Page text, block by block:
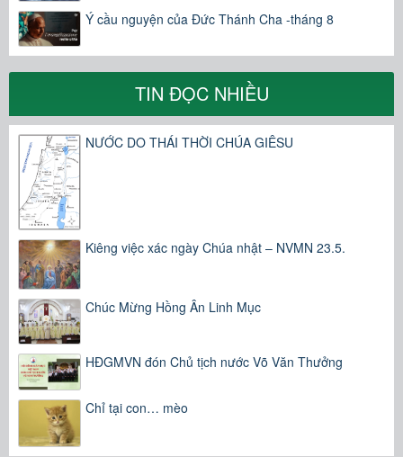
Ý cầu nguyện của Đức Thánh Cha -tháng 8
TIN ĐỌC NHIỀU
NƯỚC DO THÁI THỜI CHÚA GIÊSU
Kiêng việc xác ngày Chúa nhật – NVMN 23.5.
Chúc Mừng Hồng Ân Linh Mục
HĐGMVN đón Chủ tịch nước Võ Văn Thưởng
Chỉ tại con… mèo